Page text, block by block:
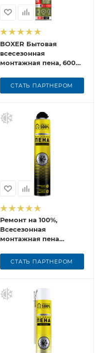
BOXER Бытовая
всесезонная
монтажная пена, 600
СТАТЬ ПАРТНЕРОМ
Ремонт на 100%,
Всесезонная
монтажная пена
СТАТЬ ПАРТНЕРОМ